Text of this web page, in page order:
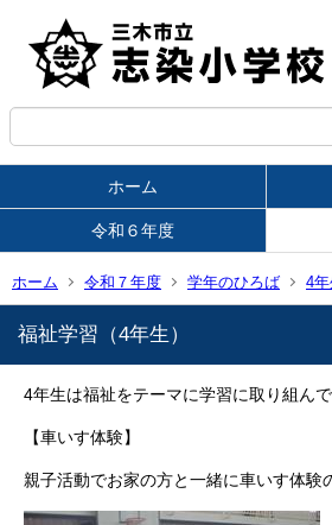
ホーム
令和６年度
ホーム 令和７年度 学年のひろば 4年
福祉学習（4年生）
4年生は福祉をテーマに学習に取り組んで
【車いす体験】
親子活動でお家の方と一緒に車いす体験